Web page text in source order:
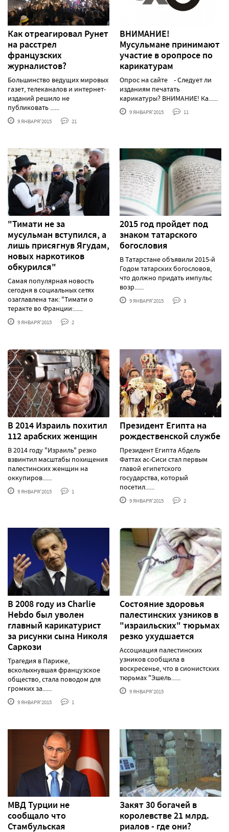
Как отреагировал Рунет
на расстрел
французских
журналистов?
Большинство ведущих мировых
газет, телеканалов и интернет-
изданий решило не
публиковать ......
9 ЯНВАРЯ'2015 21
ВНИМАНИЕ!
Мусульмане принимают
участие в оропросе по
карикатурам
Опрос на сайте - Следует ли
изданиям печатать
карикатуры? ВНИМАНИЕ! Ка......
9 ЯНВАРЯ'2015 11
"Тимати не за
мусульман вступился, а
лишь присягнув Ягудам,
новых наркотиков
обкурился"
Самая популярная новость
сегодня в социальных сетях
озаглавлена так: "Тимати о
теракте во Франции:......
9 ЯНВАРЯ'2015 2
2015 год пройдет под
знаком татарского
богословия
В Татарстане объявили 2015-й
Годом татарских богословов,
что должно придать импульс
возр......
9 ЯНВАРЯ'2015 3
В 2014 Израиль похитил
112 арабских женщин
В 2014 году "Израиль" резко
взвинтил масштабы похищения
палестинских женщин на
оккупиров......
9 ЯНВАРЯ'2015 1
Президент Египта на
рождественской службе
Президент Египта Абдель
Фаттах ас-Сиси стал первым
главой египетского
государства, который
посетил......
9 ЯНВАРЯ'2015 2
В 2008 году из Charlie
Hebdo был уволен
главный карикатурист
за рисунки сына Николя
Саркози
Трагедия в Париже,
всколыхнувшая французское
общество, стала поводом для
громких за......
9 ЯНВАРЯ'2015 1
Состояние здоровья
палестинских узников в
"израильских" тюрьмах
резко ухудшается
Ассоциация палестинских
узников сообщила в
воскресенье, что в сионистских
тюрьмах "Эшель......
9 ЯНВАРЯ'2015
МВД Турции не
сообщало что
Стамбульская
Закят 30 богачей в
королевстве 21 млрд.
риалов - где они?